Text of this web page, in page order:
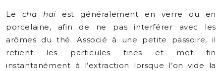
Le cha hai est généralement en verre ou en
porcelaine, afin de ne pas interférer avec les
arômes du thé. Associé à une petite passoire, il
retient les particules fines et met fin
instantanément à l’extraction lorsque l’on vide la